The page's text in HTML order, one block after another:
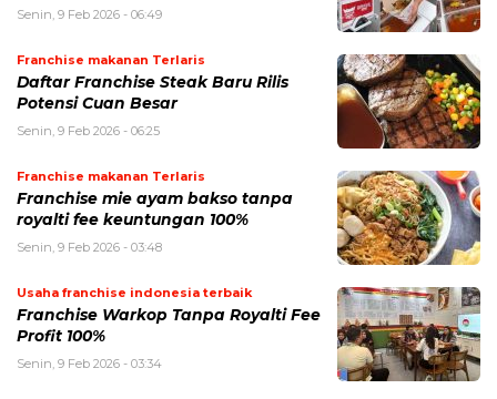
Senin, 9 Feb 2026 - 06:49
Franchise makanan Terlaris
Daftar Franchise Steak Baru Rilis
Potensi Cuan Besar
Senin, 9 Feb 2026 - 06:25
Franchise makanan Terlaris
Franchise mie ayam bakso tanpa
royalti fee keuntungan 100%
Senin, 9 Feb 2026 - 03:48
Usaha franchise indonesia terbaik
Franchise Warkop Tanpa Royalti Fee
Profit 100%
Senin, 9 Feb 2026 - 03:34